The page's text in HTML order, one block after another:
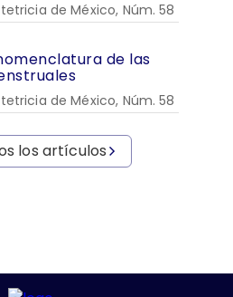
de México, Núm. 58
de las
de México, Núm. 58
los artículos